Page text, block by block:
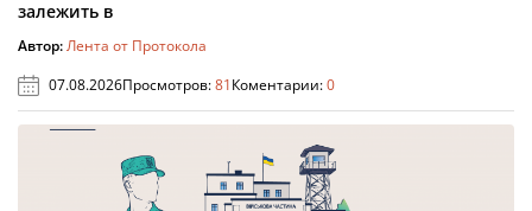
залежить в
Автор:Лента от Протокола
07.08.2026Просмотров:81Коментарии:0